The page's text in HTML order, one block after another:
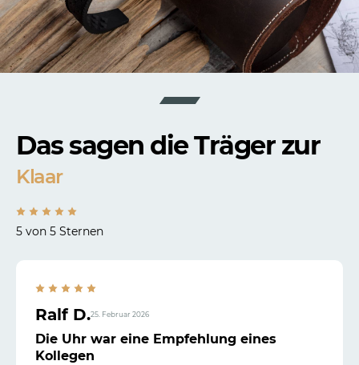
Das sagen die Träger zur
Klaar
5 von 5 Sternen
Ralf D.25. Februar 2026
Die Uhr war eine Empfehlung eines
Kollegen